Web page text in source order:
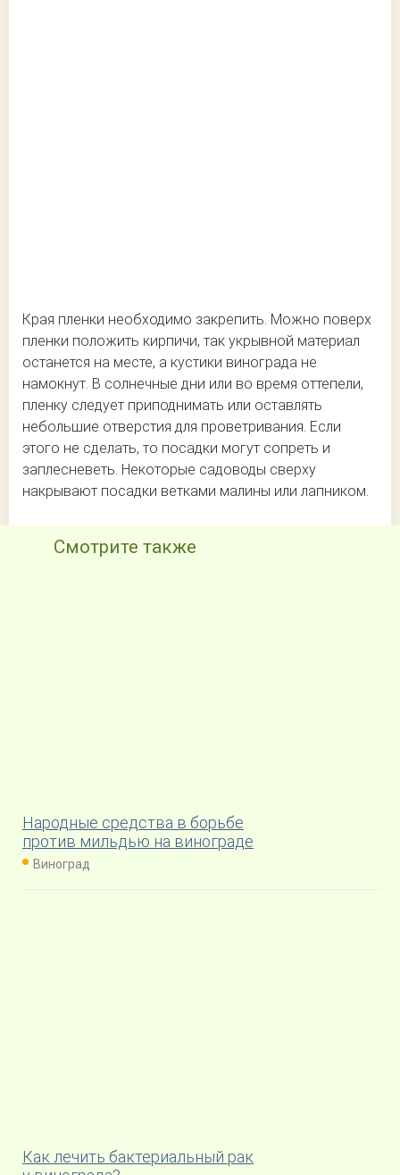
Края пленки необходимо закрепить. Можно поверх
пленки положить кирпичи, так укрывной материал
останется на месте, а кустики винограда не
намокнут. В солнечные дни или во время оттепели,
пленку следует приподнимать или оставлять
небольшие отверстия для проветривания. Если
этого не сделать, то посадки могут сопреть и
заплесневеть. Некоторые садоводы сверху
накрывают посадки ветками малины или лапником.
Смотрите также
Народные средства в борьбе
против мильдью на винограде
Виноград
Как лечить бактериальный рак